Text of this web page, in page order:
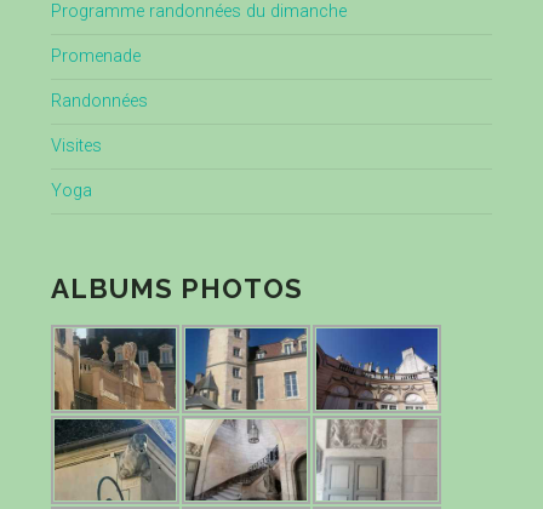
Programme randonnées du dimanche
Promenade
Randonnées
Visites
Yoga
ALBUMS PHOTOS